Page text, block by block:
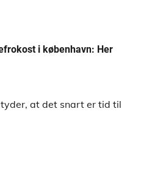
i københavn: Her
at det snart er tid til